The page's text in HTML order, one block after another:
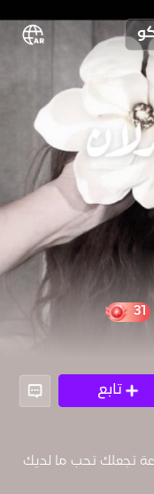
تابع
تجعلك تحب ما لديك